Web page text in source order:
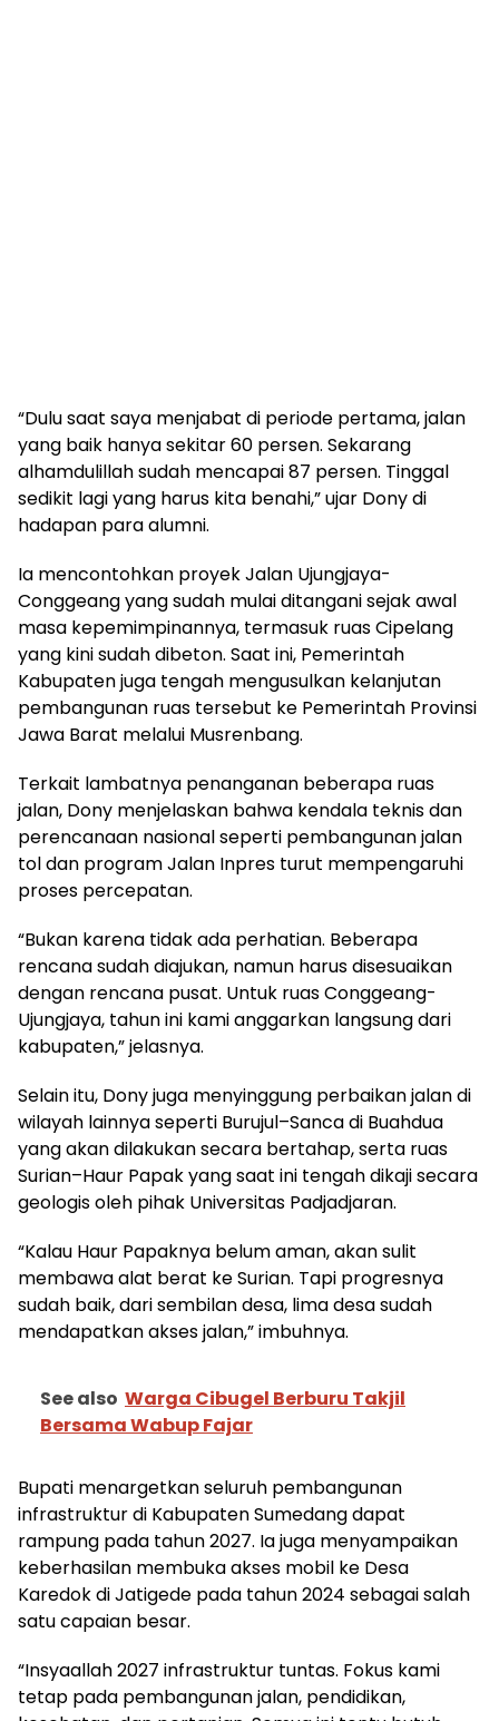
“Dulu saat saya menjabat di periode pertama, jalan
yang baik hanya sekitar 60 persen. Sekarang
alhamdulillah sudah mencapai 87 persen. Tinggal
sedikit lagi yang harus kita benahi,” ujar Dony di
hadapan para alumni.
Ia mencontohkan proyek Jalan Ujungjaya-
Conggeang yang sudah mulai ditangani sejak awal
masa kepemimpinannya, termasuk ruas Cipelang
yang kini sudah dibeton. Saat ini, Pemerintah
Kabupaten juga tengah mengusulkan kelanjutan
pembangunan ruas tersebut ke Pemerintah Provinsi
Jawa Barat melalui Musrenbang.
Terkait lambatnya penanganan beberapa ruas
jalan, Dony menjelaskan bahwa kendala teknis dan
perencanaan nasional seperti pembangunan jalan
tol dan program Jalan Inpres turut mempengaruhi
proses percepatan.
“Bukan karena tidak ada perhatian. Beberapa
rencana sudah diajukan, namun harus disesuaikan
dengan rencana pusat. Untuk ruas Conggeang-
Ujungjaya, tahun ini kami anggarkan langsung dari
kabupaten,” jelasnya.
Selain itu, Dony juga menyinggung perbaikan jalan di
wilayah lainnya seperti Burujul–Sanca di Buahdua
yang akan dilakukan secara bertahap, serta ruas
Surian–Haur Papak yang saat ini tengah dikaji secara
geologis oleh pihak Universitas Padjadjaran.
“Kalau Haur Papaknya belum aman, akan sulit
membawa alat berat ke Surian. Tapi progresnya
sudah baik, dari sembilan desa, lima desa sudah
mendapatkan akses jalan,” imbuhnya.
See also Warga Cibugel Berburu Takjil
Bersama Wabup Fajar
Bupati menargetkan seluruh pembangunan
infrastruktur di Kabupaten Sumedang dapat
rampung pada tahun 2027. Ia juga menyampaikan
keberhasilan membuka akses mobil ke Desa
Karedok di Jatigede pada tahun 2024 sebagai salah
satu capaian besar.
“Insyaallah 2027 infrastruktur tuntas. Fokus kami
tetap pada pembangunan jalan, pendidikan,